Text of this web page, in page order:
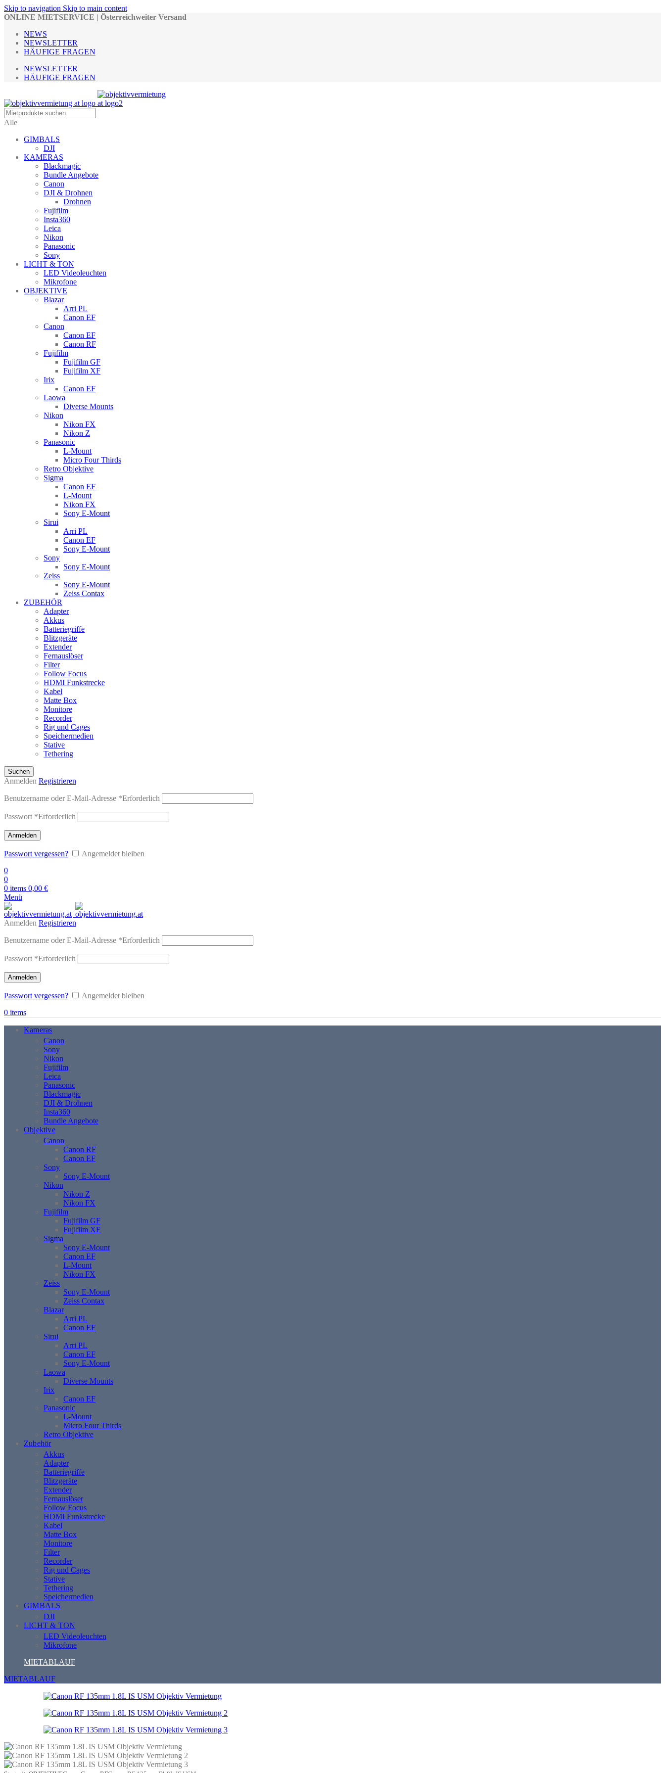
Skip to navigation Skip to main content
ONLINE MIETSERVICE | Österreichweiter Versand
NEWS
NEWSLETTER
HÄUFIGE FRAGEN
NEWSLETTER
HÄUFIGE FRAGEN
Alle
GIMBALS
DJI
KAMERAS
Blackmagic
Bundle Angebote
Canon
DJI & Drohnen
Drohnen
Fujifilm
Insta360
Leica
Nikon
Panasonic
Sony
LICHT & TON
LED Videoleuchten
Mikrofone
OBJEKTIVE
Blazar
Arri PL
Canon EF
Canon
Canon EF
Canon RF
Fujifilm
Fujifilm GF
Fujifilm XF
Irix
Canon EF
Laowa
Diverse Mounts
Nikon
Nikon FX
Nikon Z
Panasonic
L-Mount
Micro Four Thirds
Retro Objektive
Sigma
Canon EF
L-Mount
Nikon FX
Sony E-Mount
Sirui
Arri PL
Canon EF
Sony E-Mount
Sony
Sony E-Mount
Zeiss
Sony E-Mount
Zeiss Contax
ZUBEHÖR
Adapter
Akkus
Batteriegriffe
Blitzgeräte
Extender
Fernauslöser
Filter
Follow Focus
HDMI Funkstrecke
Kabel
Matte Box
Monitore
Recorder
Rig und Cages
Speichermedien
Stative
Tethering
Suchen
Anmelden Registrieren
Benutzername oder E-Mail-Adresse *Erforderlich
Passwort *Erforderlich
Anmelden
Passwort vergessen?
Angemeldet bleiben
0
0
0 items 0,00 €
Menü
Anmelden Registrieren
Benutzername oder E-Mail-Adresse *Erforderlich
Passwort *Erforderlich
Anmelden
Passwort vergessen?
Angemeldet bleiben
0 items
Kameras
Canon
Sony
Nikon
Fujifilm
Leica
Panasonic
Blackmagic
DJI & Drohnen
Insta360
Bundle Angebote
Objektive
Canon
Canon RF
Canon EF
Sony
Sony E-Mount
Nikon
Nikon Z
Nikon FX
Fujifilm
Fujifilm GF
Fujifilm XF
Sigma
Sony E-Mount
Canon EF
L-Mount
Nikon FX
Zeiss
Sony E-Mount
Zeiss Contax
Blazar
Arri PL
Canon EF
Sirui
Arri PL
Canon EF
Sony E-Mount
Laowa
Diverse Mounts
Irix
Canon EF
Panasonic
L-Mount
Micro Four Thirds
Retro Objektive
Zubehör
Akkus
Adapter
Batteriegriffe
Blitzgeräte
Extender
Fernauslöser
Follow Focus
HDMI Funkstrecke
Kabel
Matte Box
Monitore
Filter
Recorder
Rig und Cages
Stative
Tethering
Speichermedien
GIMBALS
DJI
LICHT & TON
LED Videoleuchten
Mikrofone
MIETABLAUF
MIETABLAUF